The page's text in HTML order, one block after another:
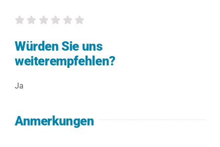
Würden Sie uns
weiterempfehlen?
Ja
Anmerkungen